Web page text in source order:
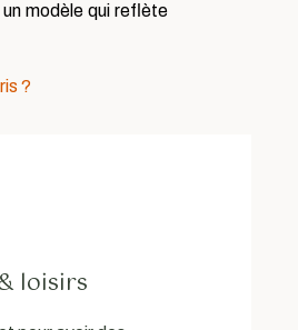
modèle qui reflète
?
loisirs